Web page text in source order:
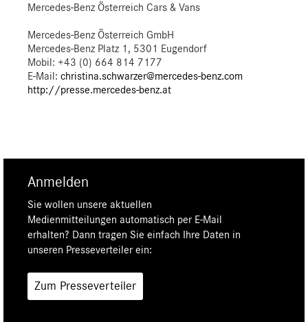
Mercedes-Benz Österreich Cars & Vans
Mercedes-Benz Österreich GmbH
Mercedes-Benz Platz 1, 5301 Eugendorf
Mobil: +43 (0) 664 814 7177
E-Mail: christina.schwarzer@mercedes-benz.com
http://presse.mercedes-benz.at
Anmelden
Sie wollen unsere aktuellen
Medienmitteilungen automatisch per E-Mail
erhalten? Dann tragen Sie einfach Ihre Daten in
unseren Presseverteiler ein:
Zum Presseverteiler